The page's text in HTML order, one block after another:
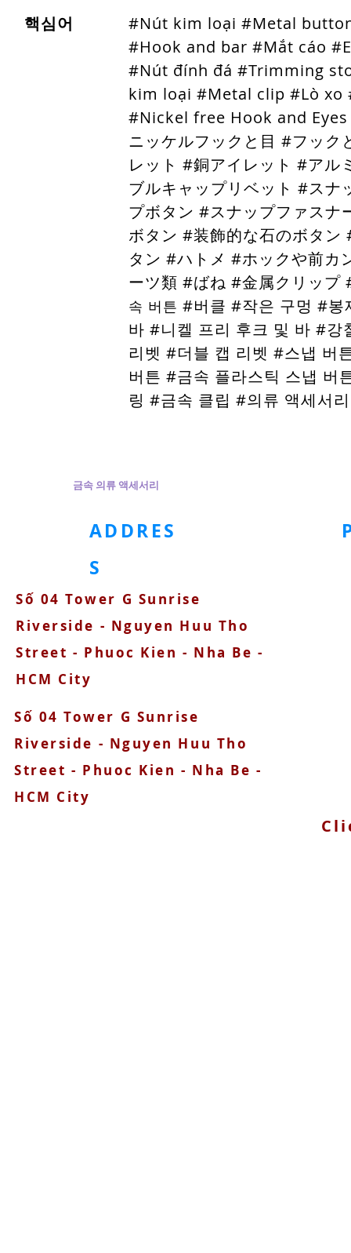
핵심어
#Nút kim loại #Metal
#Hook and bar #Mắt cáo
#Nút đính đá #Trimming
kim loại #Metal clip #Lò xo
#Nickel free Hook and
ニッケルフックと目 #フック
レット #銅アイレット #アル
ブルキャップリベット #ス
プボタン #スナップファスナ
ボタン #装飾的な石のボタ
タン #ハトメ #ホックや前カ
ーツ類 #ばね #金属クリップ
속 버튼 #버클 #작은 구멍 #봉
바 #니켈 프리 후크 및 바 #
리벳 #더블 캡 리벳 #스냅 버
버튼 #금속 플라스틱 스냅 버
링 #금속 클립 #의류 액세서
금속 의류 액세서리
ADDRES
S
Số 04 Tower G Sunrise
Riverside - Nguyen Huu Tho
Street - Phuoc Kien - Nha Be -
HCM City
Số 04 Tower G Sunrise
Riverside - Nguyen Huu Tho
Street - Phuoc Kien - Nha Be -
HCM City